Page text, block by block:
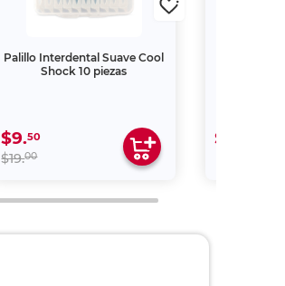
Palillo Interdental Suave Cool
Shock 10 piezas
$9.50
$19.00
$25.